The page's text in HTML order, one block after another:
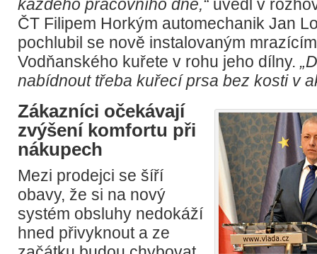
každého pracovního dne,“uvedl v
ČT Filipem Horkým automechanik Jan
pochlubil se nově instalovaným
Vodňanského kuřete v rohu jeho dílny.
nabídnout třeba kuřecí prsa bez kosti v
Zákazníci očekávají
zvýšení komfortu při
nákupech
Mezi prodejci se šíří
obavy, že si na nový
systém obsluhy nedokáží
hned přivyknout a ze